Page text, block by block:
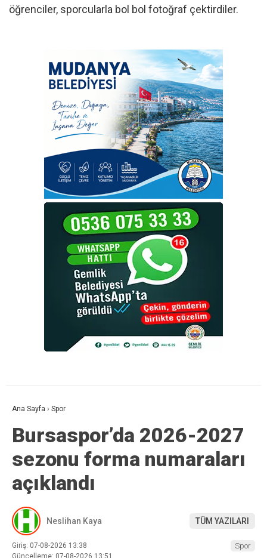
öğrenciler, sporcularla bol bol fotoğraf çektirdiler.
Ana Sayfa › Spor
Bursaspor’da 2026-2027
sezonu forma numaraları
açıklandı
Neslihan Kaya TÜM YAZILARI
Giriş: 07-08-2026 13:38
Spor